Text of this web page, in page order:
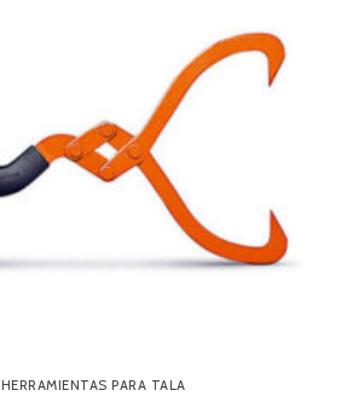
HERRAMIENTAS PARA TALA